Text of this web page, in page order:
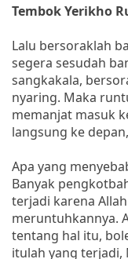
Tembok Yerikho
Lalu bersoraklah
segera sesudah
sangkakala,
nyaring. Maka
memanjat masuk
langsung ke
Apa yang
Banyak
terjadi karena
meruntuhkannya.
tentang hal itu,
itulah yang